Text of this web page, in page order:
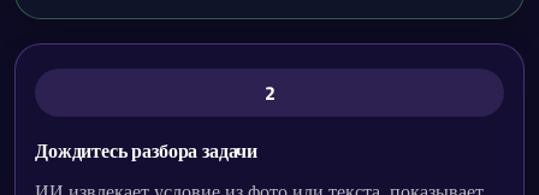
2
Дождитесь разбора задачи